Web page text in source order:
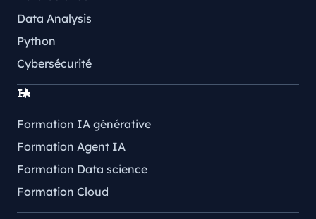
Data Analysis
Python
Cybersécurité
IA
Formation IA générative
Formation Agent IA
Formation Data science
Formation Cloud